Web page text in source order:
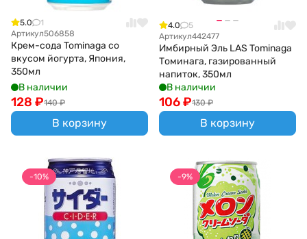
5.0
1
Артикул506858
Крем-сода Tominaga со
вкусом йогурта, Япония,
350мл
В наличии
140 ₽
128 ₽
В корзину
4.0
5
Артикул442477
Имбирный Эль LAS Tominaga
Томинага, газированный
напиток, 350мл
В наличии
130 ₽
106₽
В корзину
-10% -9%